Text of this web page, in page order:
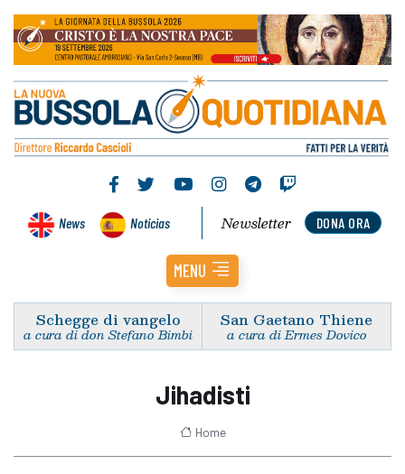
News Noticias DONA ORA
Newsletter
MENU
Schegge di vangelo
a cura di don Stefano Bimbi
San Gaetano Thiene
a cura di Ermes Dovico
Jihadisti
Home